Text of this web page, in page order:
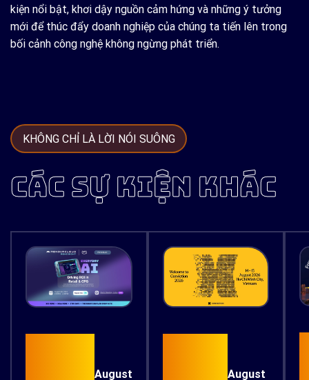
kiện nổi bật, khơi dậy nguồn cảm hứng và những ý tưởng
mới để thúc đẩy doanh nghiệp của chúng ta tiến lên trong
bối cảnh công nghệ không ngừng phát triển.
KHÔNG CHỈ LÀ LỜI NÓI SUÔNG
CÁC SỰ KIỆN KHÁC
August August